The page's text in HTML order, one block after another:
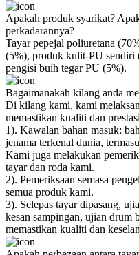
Apakah produk syarikat?
perkadarannya?
Tayar pepejal poliuretana
(5%), produk kulit-PU
pengisi buih tegar PU (5%).
Bagaimanakah kilang anda
Di kilang kami, kami
memastikan kualiti dan
1). Kawalan bahan masuk:
jenama terkenal dunia,
Kami juga melakukan
tayar dan roda kami.
2). Pemeriksaan semasa
semua produk kami.
3). Selepas tayar dipasang,
kesan sampingan, ujian drum
memastikan kualiti dan